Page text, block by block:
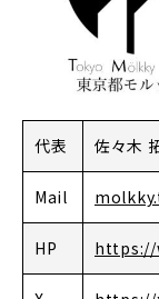
代表 佐々木
Mail
HP https://